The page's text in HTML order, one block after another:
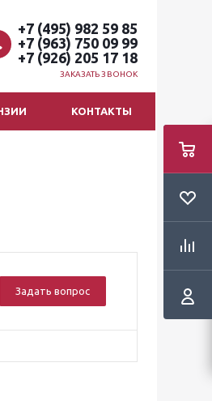
+7 (495) 982 59 85
+7 (963) 750 09 99
+7 (926) 205 17 18
ЗАКАЗАТЬ ЗВОНОК
КОНТАКТЫ
Задать вопрос